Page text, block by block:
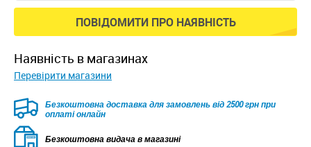
ПОВІДОМИТИ ПРО НАЯВНІСТЬ
наявність в магазинах
Перевірити магазини
Безкоштовна доставка для замовлень від 2500 грн при
оплаті онлайн
Безкоштовна видача в магазині